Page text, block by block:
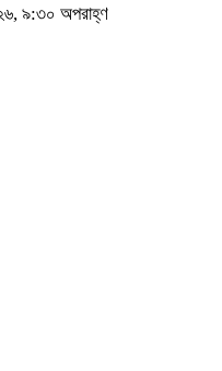
৯:৩০ অপরাহ্ণ